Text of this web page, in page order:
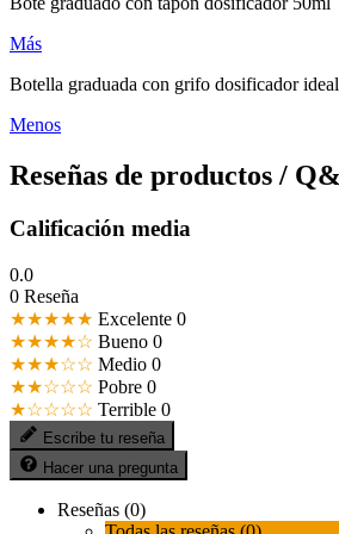
Más
Botella graduada con grifo dosificador
Menos
Reseñas de productos /
Calificación media
0.0
0 Reseña
★★★★★ Excelente 0
★★★★☆ Bueno 0
★★★☆☆ Medio 0
★★☆☆☆ Pobre 0
★☆☆☆☆ Terrible 0
Escribe tu reseña
Hacer una pregunta
Reseñas (0)